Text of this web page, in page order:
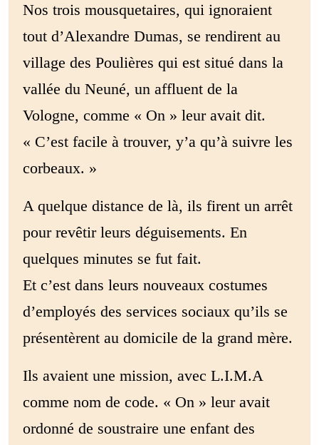
Nos trois mousquetaires, qui ignoraient
tout d’Alexandre Dumas, se rendirent au
village des Poulières qui est situé dans la
vallée du Neuné, un affluent de la
Vologne, comme « On » leur avait dit.
« C’est facile à trouver, y’a qu’à suivre les
corbeaux. »
A quelque distance de là, ils firent un arrêt
pour revêtir leurs déguisements. En
quelques minutes se fut fait.
Et c’est dans leurs nouveaux costumes
d’employés des services sociaux qu’ils se
présentèrent au domicile de la grand mère.
Ils avaient une mission, avec L.I.M.A
comme nom de code. « On » leur avait
ordonné de soustraire une enfant des